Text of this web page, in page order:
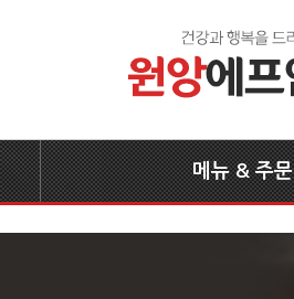
메뉴 & 주문